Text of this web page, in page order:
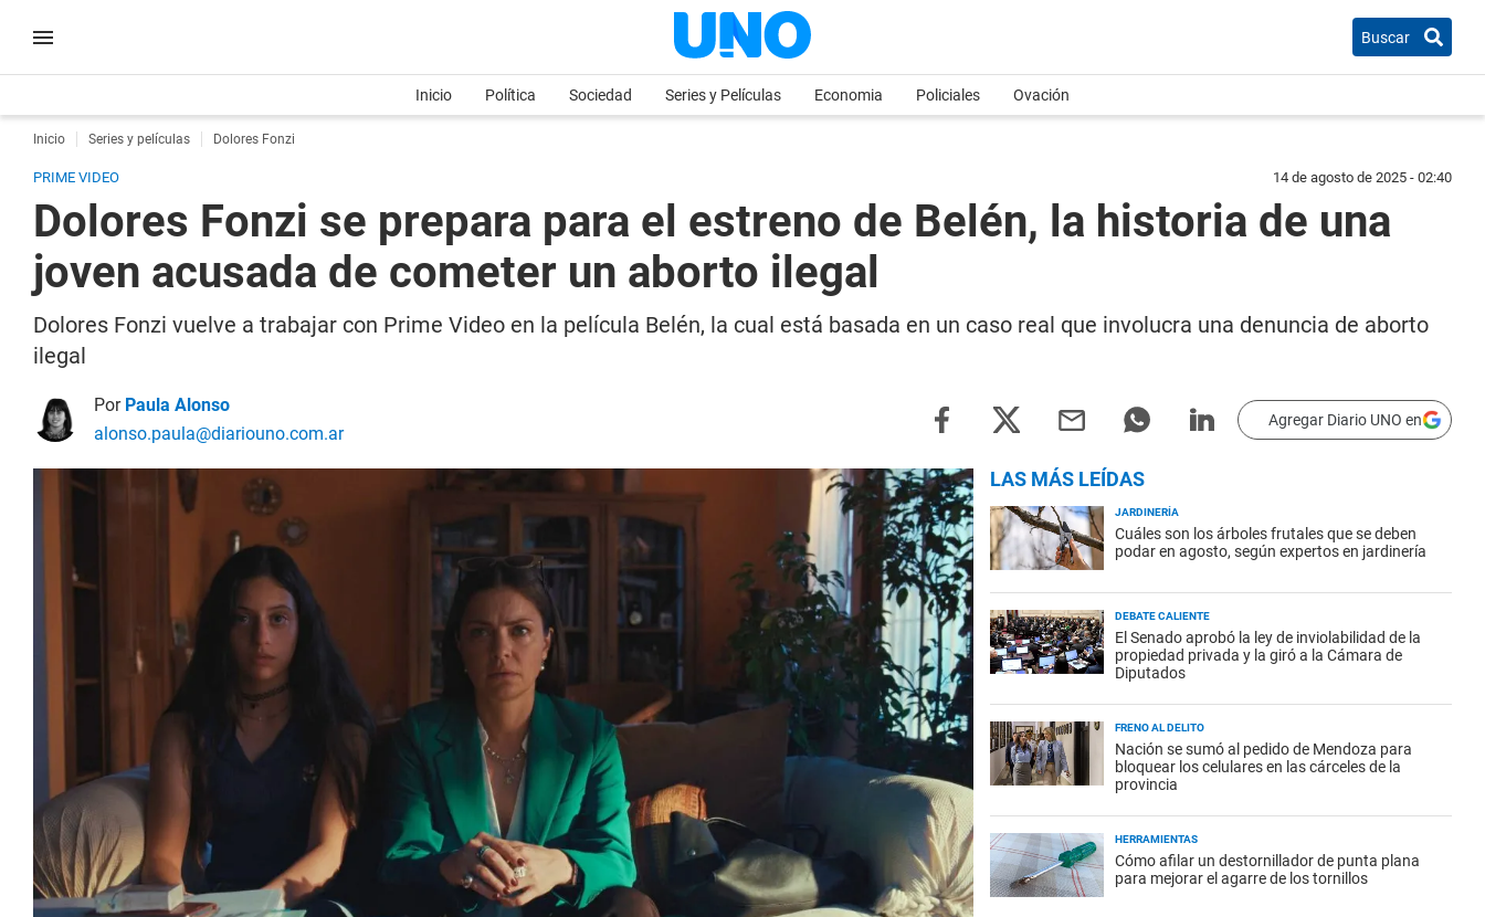
Buscar
Inicio Política Sociedad Series y Películas Economia Policiales Ovación
Inicio Series y películas Dolores Fonzi
PRIME VIDEO 14 de agosto de 2025 - 02:40
Dolores Fonzi se prepara para el estreno de Belén, la historia de una
joven acusada de cometer un aborto ilegal
Dolores Fonzi vuelve a trabajar con Prime Video en la película Belén, la cual está basada en un caso real que involucra una denuncia de aborto
ilegal
Por Paula Alonso
alonso.paula@diariouno.com.ar
Agregar Diario UNO en
LAS MÁS LEÍDAS
JARDINERÍA
Cuáles son los árboles frutales que se deben
podar en agosto, según expertos en jardinería
DEBATE CALIENTE
El Senado aprobó la ley de inviolabilidad de la
propiedad privada y la giró a la Cámara de
Diputados
FRENO AL DELITO
Nación se sumó al pedido de Mendoza para
bloquear los celulares en las cárceles de la
provincia
HERRAMIENTAS
Cómo afilar un destornillador de punta plana
para mejorar el agarre de los tornillos